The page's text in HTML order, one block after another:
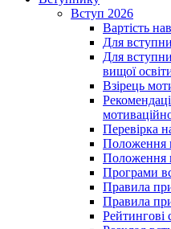
Вступ 2026
Вартість
Для
Для
вищої
Взірець
Перевірка
Положення
Положення
Програми
Правила
Правила
Рейтингові